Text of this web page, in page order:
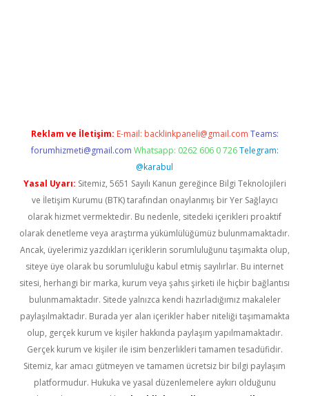
Reklam ve İletişim: E-mail: backlinkpaneli@gmail.com Teams:
forumhizmeti@gmail.com Whatsapp: 0262 606 0 726 Telegram:
@karabul
Yasal Uyarı: Sitemiz, 5651 Sayılı Kanun gereğince Bilgi Teknolojileri
ve İletişim Kurumu (BTK) tarafından onaylanmış bir Yer Sağlayıcı
olarak hizmet vermektedir. Bu nedenle, sitedeki içerikleri proaktif
olarak denetleme veya araştırma yükümlülüğümüz bulunmamaktadır.
Ancak, üyelerimiz yazdıkları içeriklerin sorumluluğunu taşımakta olup,
siteye üye olarak bu sorumluluğu kabul etmiş sayılırlar. Bu internet
sitesi, herhangi bir marka, kurum veya şahıs şirketi ile hiçbir bağlantısı
bulunmamaktadır. Sitede yalnızca kendi hazırladığımız makaleler
paylaşılmaktadır. Burada yer alan içerikler haber niteliği taşımamakta
olup, gerçek kurum ve kişiler hakkında paylaşım yapılmamaktadır.
Gerçek kurum ve kişiler ile isim benzerlikleri tamamen tesadüfidir.
Sitemiz, kar amacı gütmeyen ve tamamen ücretsiz bir bilgi paylaşım
platformudur. Hukuka ve yasal düzenlemelere aykırı olduğunu